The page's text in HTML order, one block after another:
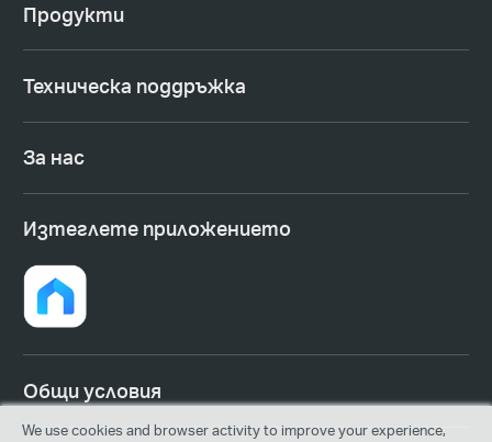
Продукти
Техническа поддръжка
За нас
Изтеглете приложението
Общи условия
We use cookies and browser activity to improve your experience,